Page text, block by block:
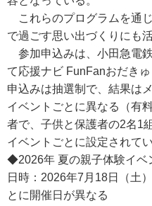
これらのプログラムを通
で過ごす思い出づくりにも
参加申込みは、小田急電
て応援ナビ FunFanおだき
申込みは抽選制で、結果は
イベントごとに異なる（有
者で、子供と保護者の2名1
イベントごとに設定されてい
◆2026年 夏の親子体験イベ
日時：2026年7月18日（土
とに開催日が異なる